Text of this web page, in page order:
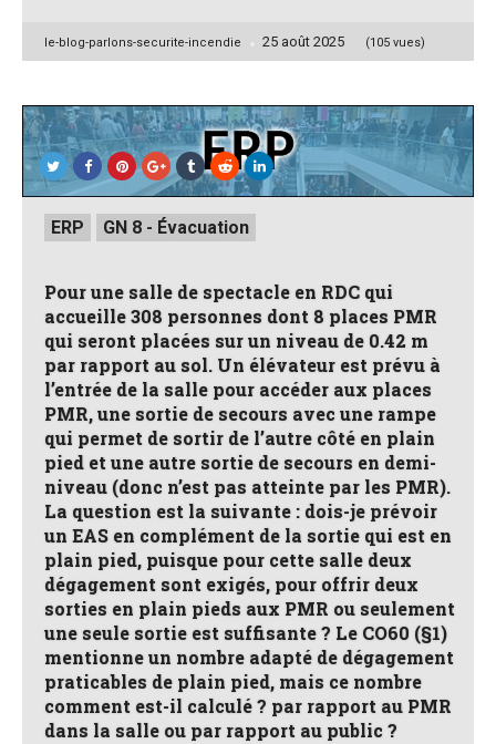
Posted
le-blog-parlons-securite-incendie 25 août 2025 (105 vues)
Posted
inERP GN 8 - Évacuation
Pour une salle de spectacle en RDC qui
accueille 308 personnes dont 8 places PMR
qui seront placées sur un niveau de 0.42 m
par rapport au sol. Un élévateur est prévu à
l’entrée de la salle pour accéder aux places
PMR, une sortie de secours avec une rampe
qui permet de sortir de l’autre côté en plain
pied et une autre sortie de secours en demi-
niveau (donc n’est pas atteinte par les PMR).
La question est la suivante : dois-je prévoir
un EAS en complément de la sortie qui est en
plain pied, puisque pour cette salle deux
dégagement sont exigés, pour offrir deux
sorties en plain pieds aux PMR ou seulement
une seule sortie est suffisante ? Le CO60 (§1)
mentionne un nombre adapté de dégagement
praticables de plain pied, mais ce nombre
comment est-il calculé ? par rapport au PMR
dans la salle ou par rapport au public ?